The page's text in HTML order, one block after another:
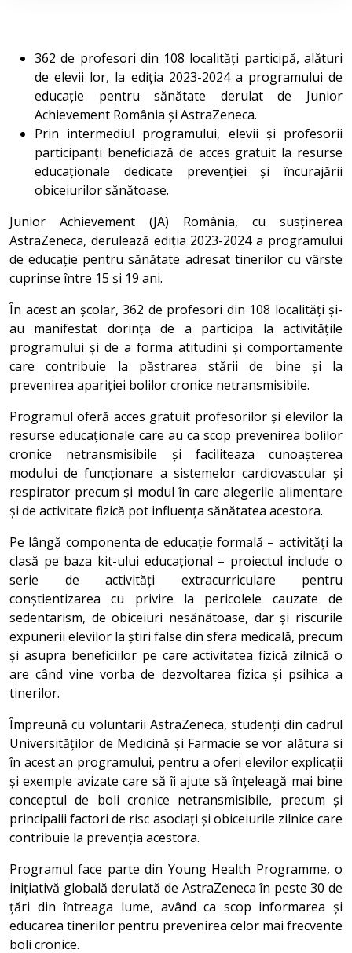
362 de profesori din 108 localități participă, alături
de elevii lor, la ediția 2023-2024 a programului de
educație pentru sănătate derulat de Junior
Achievement România și AstraZeneca.
Prin intermediul programului, elevii și profesorii
participanți beneficiază de acces gratuit la resurse
educaționale dedicate prevenției și încurajării
obiceiurilor sănătoase.
Junior Achievement (JA) România, cu susținerea
AstraZeneca, derulează ediția 2023-2024 a programului
de educație pentru sănătate adresat tinerilor cu vârste
cuprinse între 15 și 19 ani.
În acest an școlar, 362 de profesori din 108 localități și-
au manifestat dorința de a participa la activitățile
programului și de a forma atitudini și comportamente
care contribuie la păstrarea stării de bine și la
prevenirea apariției bolilor cronice netransmisibile.
Programul oferă acces gratuit profesorilor și elevilor la
resurse educaționale care au ca scop prevenirea bolilor
cronice netransmisibile și faciliteaza cunoașterea
modului de funcționare a sistemelor cardiovascular și
respirator precum și modul în care alegerile alimentare
și de activitate fizică pot influența sănătatea acestora.
Pe lângă componenta de educație formală – activități la
clasă pe baza kit-ului educațional – proiectul include o
serie de activități extracurriculare pentru
conștientizarea cu privire la pericolele cauzate de
sedentarism, de obiceiuri nesănătoase, dar și riscurile
expunerii elevilor la știri false din sfera medicală, precum
și asupra beneficiilor pe care activitatea fizică zilnică o
are când vine vorba de dezvoltarea fizica și psihica a
tinerilor.
Împreună cu voluntarii AstraZeneca, studenți din cadrul
Universităților de Medicină și Farmacie se vor alătura si
în acest an programului, pentru a oferi elevilor explicații
și exemple avizate care să îi ajute să înțeleagă mai bine
conceptul de boli cronice netransmisibile, precum și
principalii factori de risc asociați și obiceiurile zilnice care
contribuie la prevenția acestora.
Programul face parte din Young Health Programme, o
inițiativă globală derulată de AstraZeneca în peste 30 de
țări din întreaga lume, având ca scop informarea și
educarea tinerilor pentru prevenirea celor mai frecvente
boli cronice.